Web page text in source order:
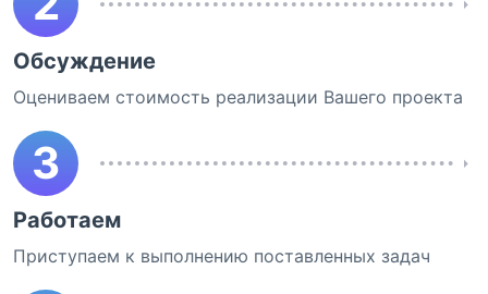
Обсуждение
Оцениваем стоимость реализации Вашего проекта
3
Работаем
Приступаем к выполнению поставленных задач